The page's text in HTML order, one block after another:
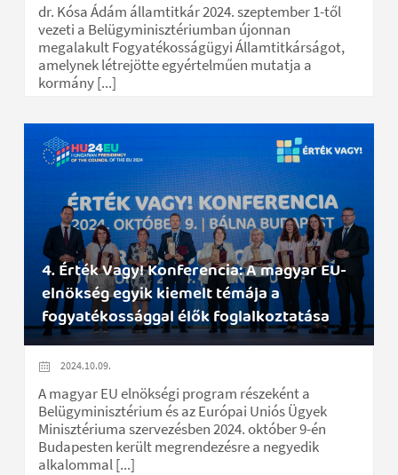
dr. Kósa Ádám államtitkár 2024. szeptember 1-től
vezeti a Belügyminisztériumban újonnan
megalakult Fogyatékosságügyi Államtitkárságot,
amelynek létrejötte egyértelműen mutatja a
kormány [...]
4. Érték Vagy! Konferencia: A magyar EU-
elnökség egyik kiemelt témája a
fogyatékossággal élők foglalkoztatása
2024.10.09.
A magyar EU elnökségi program részeként a
Belügyminisztérium és az Európai Uniós Ügyek
Minisztériuma szervezésben 2024. október 9-én
Budapesten került megrendezésre a negyedik
alkalommal [...]